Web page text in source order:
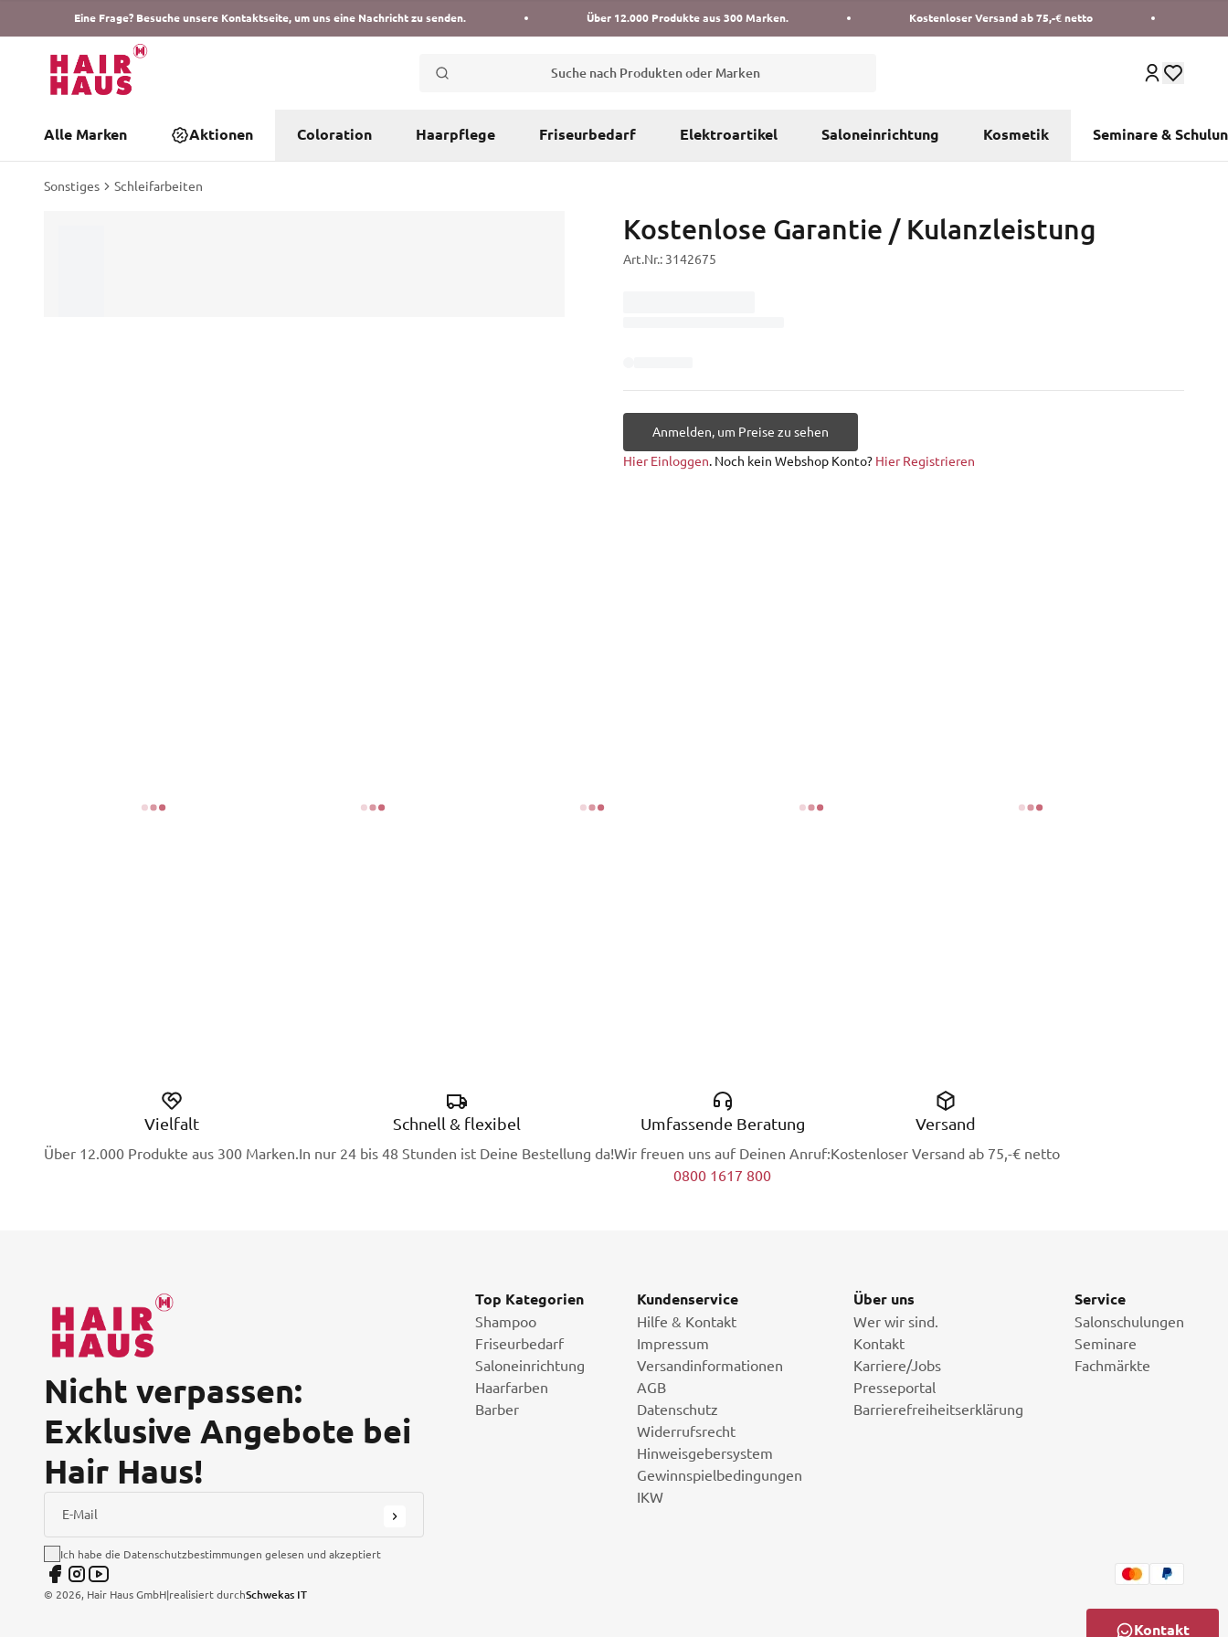
Eine Frage? Besuche unsere Kontaktseite, um uns eine Nachricht zu senden. Über 12.000 Produkte aus 300 Marken. Kostenloser Versand ab 75,-€ netto
Suche nach Produkten oder Marken
Alle Marken Aktionen Coloration Haarpflege Friseurbedarf Elektroartikel Saloneinrichtung Kosmetik Seminare &
Sonstiges Schleifarbeiten
Kostenlose Garantie / Kulanzleistung
Art.Nr.: 3142675
Anmelden, um Preise zu sehen
Hier Einloggen. Noch kein Webshop Konto? Hier Registrieren
Vielfalt
Über 12.000 Produkte aus 300 Marken.
Schnell & flexibel
In nur 24 bis 48 Stunden ist Deine Bestellung da!
Umfassende Beratung
Wir freuen uns auf Deinen Anruf:
0800 1617 800
Versand
Kostenloser Versand ab 75,-€ netto
Nicht verpassen:
Exklusive Angebote bei
Hair Haus!
E-Mail
Ich habe die Datenschutzbestimmungen gelesen und akzeptiert
Top Kategorien
Shampoo
Friseurbedarf
Saloneinrichtung
Haarfarben
Barber
Kundenservice
Hilfe & Kontakt
Impressum
Versandinformationen
AGB
Datenschutz
Widerrufsrecht
Hinweisgebersystem
Gewinnspielbedingungen
IKW
Über uns
Wer wir sind.
Kontakt
Karriere/Jobs
Presseportal
Barrierefreiheitserklärung
Service
Salonschulungen
Seminare
Fachmärkte
© 2026, Hair Haus GmbH|realisiert durchSchwekas IT
Kontakt